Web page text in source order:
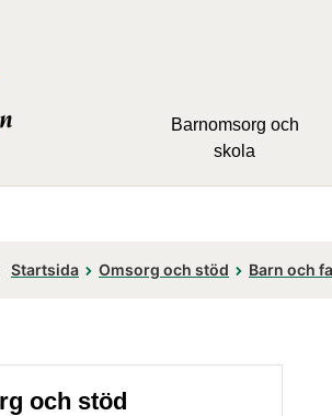
Barnomsorg och
skola
Startsida Omsorg och stöd Barn och
och stöd